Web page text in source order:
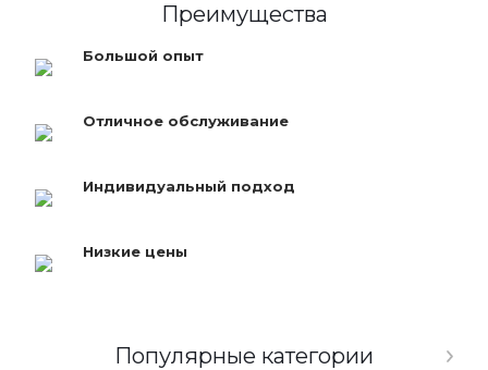
Преимущества
Большой опыт
Отличное обслуживание
Индивидуальный подход
Низкие цены
Популярные категории